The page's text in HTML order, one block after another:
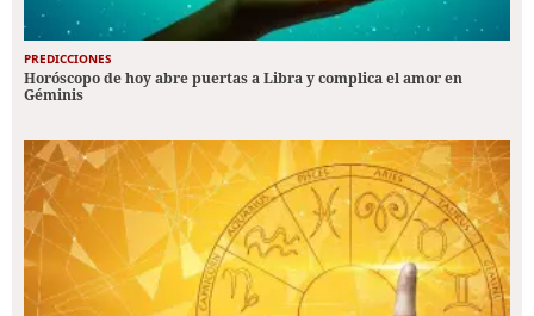
PREDICCIONES
Horóscopo de hoy abre puertas a Libra y complica el amor en
Géminis